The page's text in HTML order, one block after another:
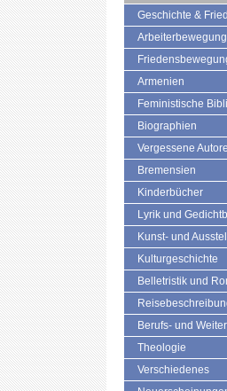
Geschichte &
Arbeiterbewegung
Armenien
Feministische
Biographien
Vergessene
Bremensien
Kinderbücher
Lyrik und
Kunst- und
Kulturgeschichte
Belletristik und
Berufs- und
Theologie
Verschiedenes